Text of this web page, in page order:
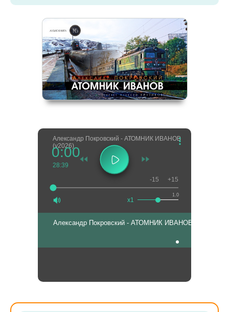
Александр Покровский - АТОМНИК ИВАНОВ
(v2026)
0:00
28:39
1.0
x1
-15 +15
Александр Покровский - АТОМНИК ИВАНОВ (v2026)